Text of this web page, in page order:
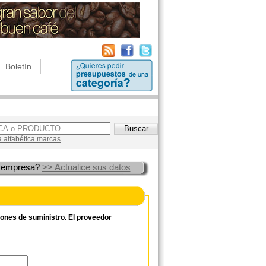
Boletín
alfabética marcas
>> Actualice sus datos
de suministro. El proveedor